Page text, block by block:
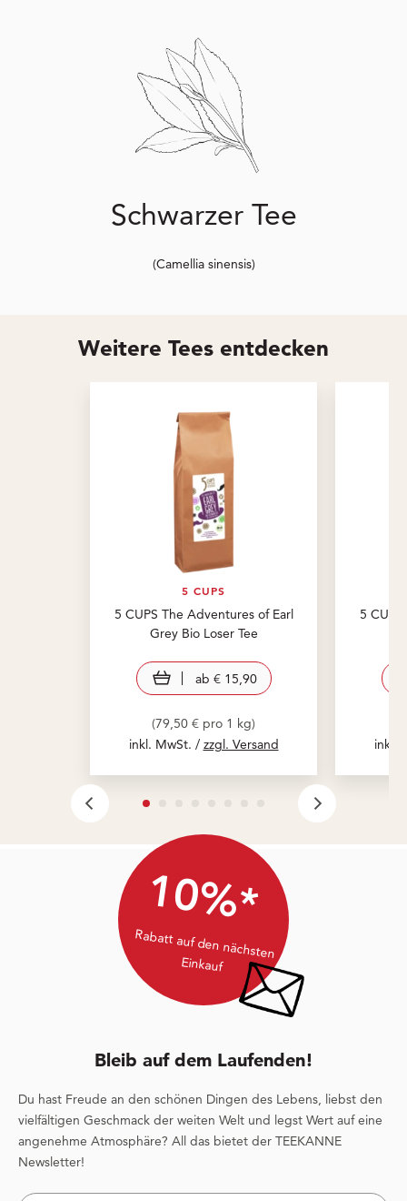
Schwarzer Tee
(Camellia sinensis)
Weitere Tees entdecken
5 CUPS
5 CUPS The Adventures of Earl
Grey Bio Loser Tee
view product
ab € 15,90
(79,50 € pro 1 kg)
inkl. MwSt. / zzgl. Versand
5
inkl.
10%*
Rabatt auf den nächsten
Einkauf
Bleib auf dem Laufenden!
Du hast Freude an den schönen Dingen des Lebens, liebst den
vielfältigen Geschmack der weiten Welt und legst Wert auf eine
angenehme Atmosphäre? All das bietet der TEEKANNE
Newsletter!